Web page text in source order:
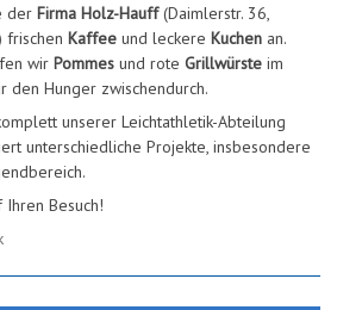
der Firma Holz-Hauff(Daimlerstr. 36,
frischen Kaffee und leckere Kuchen an.
wir Pommes und rote Grillwürste im
den Hunger zwischendurch.
unserer Leichtathletik-Abteilung
unterschiedliche Projekte, insbesondere
Besuch!